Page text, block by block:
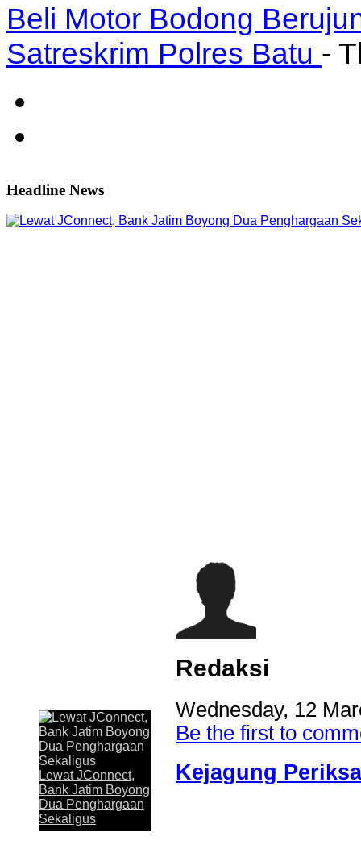
Beli Motor Bodong
Satreskrim Polres Batu -
Headline News
Lewat JConnect, Bank Jatim Boyong Dua
JAKARTA,KORANRAKYAT.COM,- 30 Juli 2026. Komitmen
Timur Tbk (Bank Jatim) dalam menghadirkan layanan
memperoleh apresiasi. Melalui aplikasi digital JConnect
penghargaan Top Digital Application...
Lewat JConnect,
Bank Jatim Boyong
Dua Penghargaan
Sekaligus
Redaksi
Wednesday, 12
Be the first to
Kejagung